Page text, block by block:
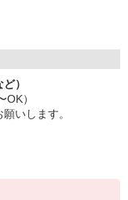
ビッグボーイ、華屋
か？
）
）
いします。